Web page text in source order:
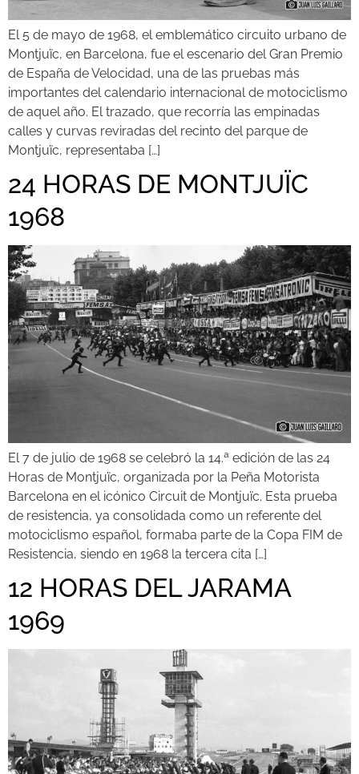
El 5 de mayo de 1968, el emblemático circuito urbano de
Montjuïc, en Barcelona, fue el escenario del Gran Premio
de España de Velocidad, una de las pruebas más
importantes del calendario internacional de motociclismo
de aquel año. El trazado, que recorría las empinadas
calles y curvas reviradas del recinto del parque de
Montjuïc, representaba […]
24 HORAS DE MONTJUÏC
1968
El 7 de julio de 1968 se celebró la 14.ª edición de las 24
Horas de Montjuïc, organizada por la Peña Motorista
Barcelona en el icónico Circuit de Montjuïc. Esta prueba
de resistencia, ya consolidada como un referente del
motociclismo español, formaba parte de la Copa FIM de
Resistencia, siendo en 1968 la tercera cita […]
12 HORAS DEL JARAMA
1969